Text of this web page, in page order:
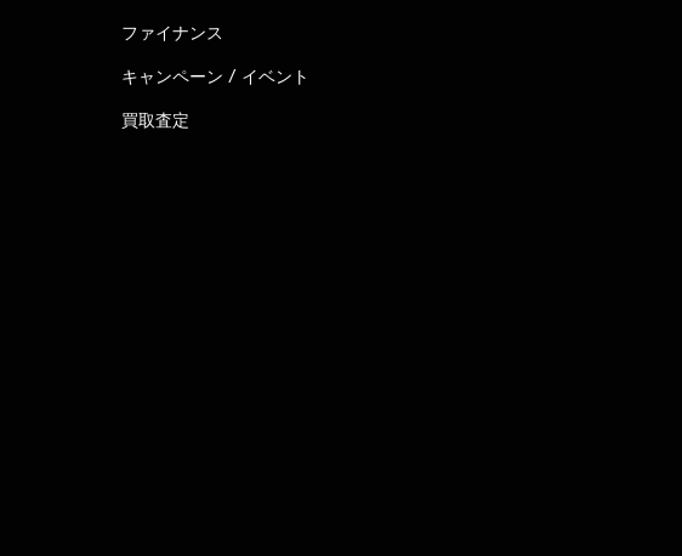
ファイナンス
キャンペーン / イベント
買取査定